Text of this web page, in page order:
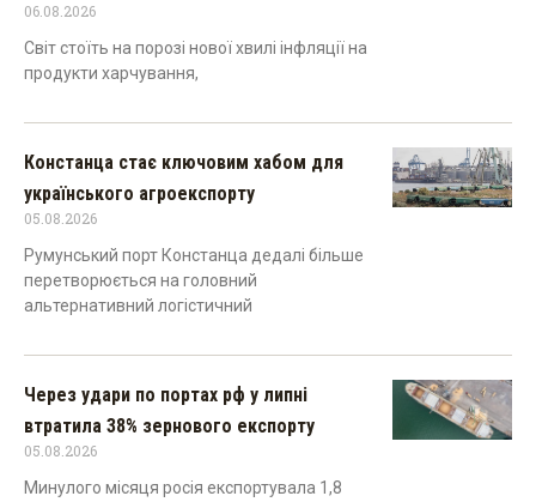
06.08.2026
Світ стоїть на порозі нової хвилі інфляції на
продукти харчування,
Констанца стає ключовим хабом для
українського агроекспорту
05.08.2026
Румунський порт Констанца дедалі більше
перетворюється на головний
альтернативний логістичний
Через удари по портах рф у липні
втратила 38% зернового експорту
05.08.2026
Минулого місяця росія експортувала 1,8